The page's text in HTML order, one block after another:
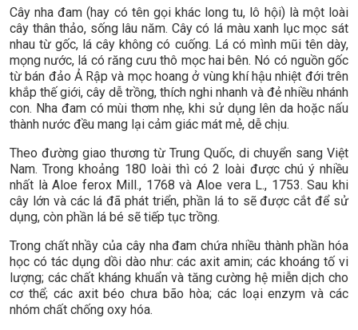
Cây nha đam (hay có tên gọi khác long tu, lô hội) là một loài
cây thân thảo, sống lâu năm. Cây có lá màu xanh lục mọc sát
nhau từ gốc, lá cây không có cuống. Lá có mình mũi tên dày,
mọng nước, lá có răng cưu thô mọc hai bên. Nó có nguồn gốc
từ bán đảo Ả Rập và mọc hoang ở vùng khí hậu nhiệt đới trên
khắp thế giới, cây dễ trồng, thích nghi nhanh và đẻ nhiều nhánh
con. Nha đam có mùi thơm nhẹ, khi sử dụng lên da hoặc nấu
thành nước đều mang lại cảm giác mát mẻ, dễ chịu.
Theo đường giao thương từ Trung Quốc, di chuyển sang Việt
Nam. Trong khoảng 180 loài thì có 2 loài được chú ý nhiều
nhất là Aloe ferox Mill., 1768 và Aloe vera L., 1753. Sau khi
cây lớn và các lá đã phát triển, phần lá to sẽ được cắt để sử
dụng, còn phần lá bé sẽ tiếp tục trồng.
Trong chất nhầy của cây nha đam chứa nhiều thành phần hóa
học có tác dụng dồi dào như: các axit amin; các khoáng tố vi
lượng; các chất kháng khuẩn và tăng cường hệ miễn dịch cho
cơ thể; các axit béo chưa bão hòa; các loại enzym và các
nhóm chất chống oxy hóa.